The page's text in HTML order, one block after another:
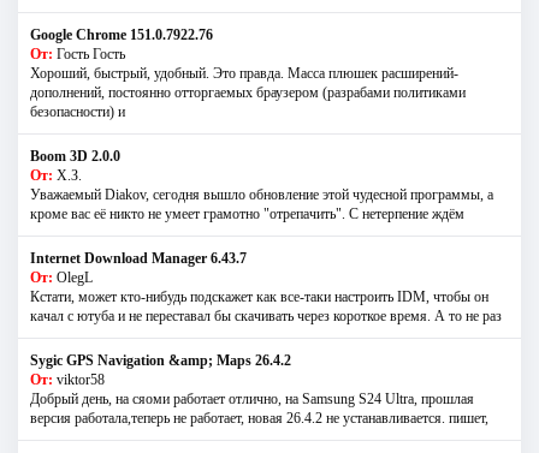
Google Chrome 151.0.7922.76
От: Гость Гость
Хороший, быстрый, удобный. Это правда. Масса плюшек расширений-
дополнений, постоянно отторгаемых браузером (разрабами политиками
безопасности) и
Boom 3D 2.0.0
От: Х.З.
Уважаемый Diakov, сегодня вышло обновление этой чудесной программы, а
кроме вас её никто не умеет грамотно "отрепачить". С нетерпение ждём
Internet Download Manager 6.43.7
От: OlegL
Кстати, может кто-нибудь подскажет как все-таки настроить IDM, чтобы он
качал с ютуба и не переставал бы скачивать через короткое время. А то не раз
Sygic GPS Navigation &amp; Maps 26.4.2
От: viktor58
Добрый день, на сяоми работает отлично, на Samsung S24 Ultra, прошлая
версия работала,теперь не работает, новая 26.4.2 не устанавливается. пишет,